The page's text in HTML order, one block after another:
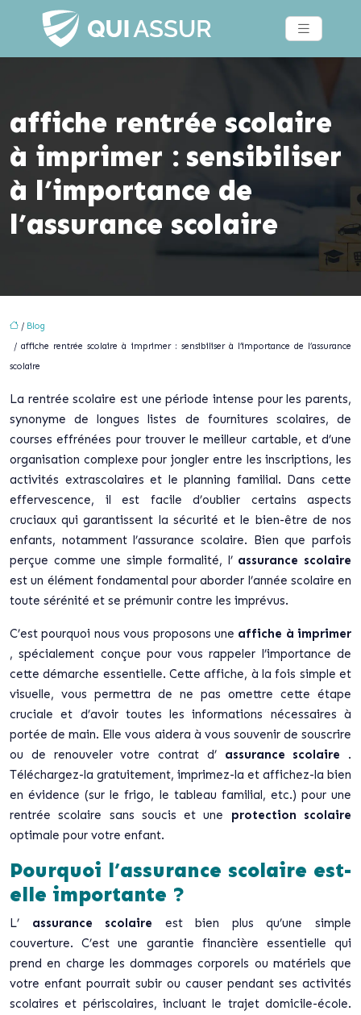
affiche rentrée scolaire
à imprimer : sensibiliser
à l’importance de
l’assurance scolaire
/ Blog
/ affiche rentrée scolaire à imprimer : sensibiliser à l’importance de l’assurance
scolaire
La rentrée scolaire est une période intense pour les parents,
synonyme de longues listes de fournitures scolaires, de
courses effrénées pour trouver le meilleur cartable, et d’une
organisation complexe pour jongler entre les inscriptions, les
activités extrascolaires et le planning familial. Dans cette
effervescence, il est facile d’oublier certains aspects
cruciaux qui garantissent la sécurité et le bien-être de nos
enfants, notamment l’assurance scolaire. Bien que parfois
perçue comme une simple formalité, l’ assurance scolaire
est un élément fondamental pour aborder l’année scolaire en
toute sérénité et se prémunir contre les imprévus.
C’est pourquoi nous vous proposons une affiche à imprimer
, spécialement conçue pour vous rappeler l’importance de
cette démarche essentielle. Cette affiche, à la fois simple et
visuelle, vous permettra de ne pas omettre cette étape
cruciale et d’avoir toutes les informations nécessaires à
portée de main. Elle vous aidera à vous souvenir de souscrire
ou de renouveler votre contrat d’ assurance scolaire .
Téléchargez-la gratuitement, imprimez-la et affichez-la bien
en évidence (sur le frigo, le tableau familial, etc.) pour une
rentrée scolaire sans soucis et une protection scolaire
optimale pour votre enfant.
Pourquoi l’assurance scolaire est-
elle importante ?
L’ assurance scolaire est bien plus qu’une simple
couverture. C’est une garantie financière essentielle qui
prend en charge les dommages corporels ou matériels que
votre enfant pourrait subir ou causer pendant ses activités
scolaires et périscolaires, incluant le trajet domicile-école.